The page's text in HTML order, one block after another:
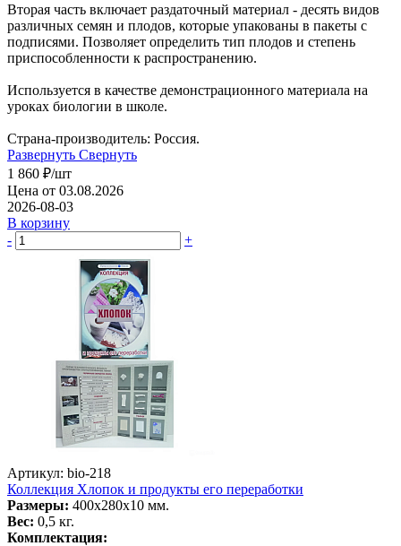
Вторая часть включает раздаточный материал - десять видов
различных семян и плодов, которые упакованы в пакеты с
подписями. Позволяет определить тип плодов и степень
приспособленности к распространению.
Используется в качестве демонстрационного материала на
уроках биологии в школе.
Страна-производитель: Россия.
Развернуть Свернуть
1 860 ₽/шт
Цена от 03.08.2026
2026-08-03
В корзину
-
+
Артикул: bio-218
Коллекция Хлопок и продукты его переработки
Размеры: 400х280х10 мм.
Вес: 0,5 кг.
Комплектация: